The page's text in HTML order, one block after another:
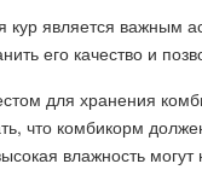
кур является важным
его качество и
для хранения
что комбикорм
влажность могут